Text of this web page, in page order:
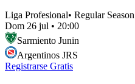
Liga Profesional• Regular Season
Dom 26 jul • 20:00
Sarmiento Junin
Argentinos JRS
Registrarse Gratis